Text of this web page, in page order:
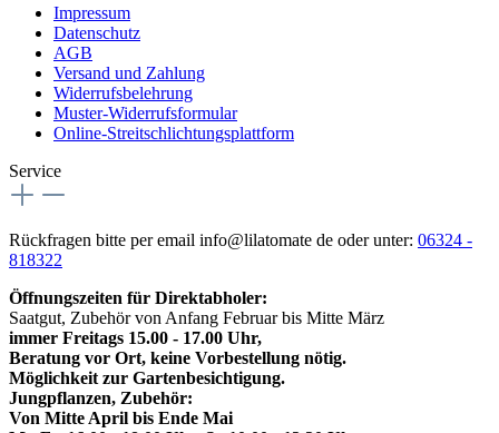
Impressum
Datenschutz
AGB
Versand und Zahlung
Widerrufsbelehrung
Muster-Widerrufsformular
Online-Streitschlichtungsplattform
Service
Rückfragen bitte per email info@lilatomate de oder unter: 06324 -
818322
Öffnungszeiten für Direktabholer:
Saatgut, Zubehör von Anfang Februar bis Mitte März
immer Freitags 15.00 - 17.00 Uhr,
Beratung vor Ort, keine Vorbestellung nötig.
Möglichkeit zur Gartenbesichtigung.
Jungpflanzen, Zubehör:
Von Mitte April bis Ende Mai